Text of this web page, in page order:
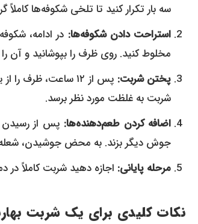
سه بار تکرار کنید تا تلخی شکوفه‌ها کاملاً
استراحت دادن شکوفه‌ها: در ادامه،
مخلوط کنید. روی ظرف را بپوشانید و آن را به مدت ۱۲ ساعت در
پختن شربت:
پس از ۱۲ ساعت،
شربت به غلظت مورد نظر برسد.
اضافه کردن طعم‌دهنده‌ها: پس از رسیدن
جوش دیگر بزند. به محض جوشیدن،
مرحله پایانی: اجازه دهید شربت کاملاً
نکات کلیدی برای یک شربت